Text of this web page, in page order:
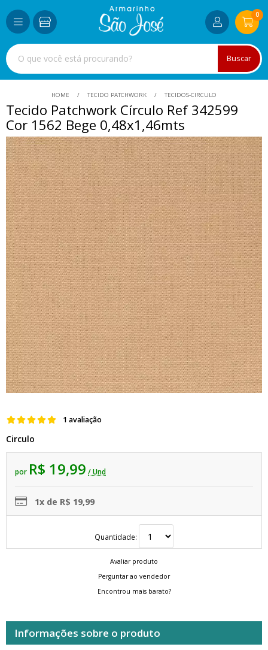
Buscar
0
HOME TECIDO PATCHWORK TECIDOS-CIRCULO
Tecido Patchwork Círculo Ref 342599
Cor 1562 Bege 0,48x1,46mts
1 avaliação
Circulo
por R$ 19,99 / Und
1x de R$ 19,99
Quantidade:
Avaliar produto
Perguntar ao vendedor
Encontrou mais barato?
Informações sobre o produto